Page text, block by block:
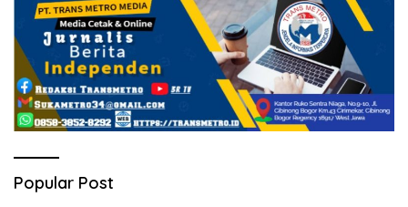
Popular Post